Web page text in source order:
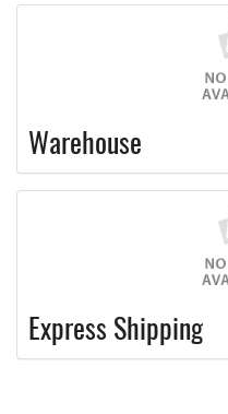
Warehouse
Express Shipping